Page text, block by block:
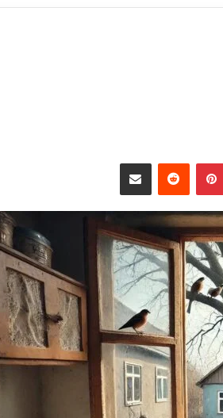
بينتيريست
‏Reddit مشاركة عبر البريد